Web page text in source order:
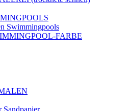
Swimmingpools
FARBE
Sandpapier